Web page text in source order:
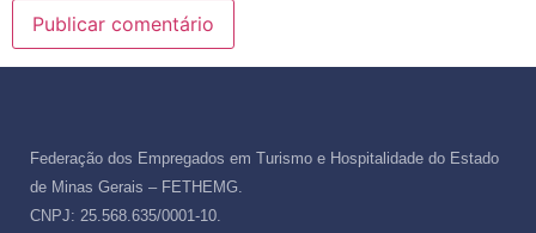
Federação dos Empregados em Turismo e Hospitalidade do Estado
de Minas Gerais – FETHEMG.
CNPJ: 25.568.635/0001-10.